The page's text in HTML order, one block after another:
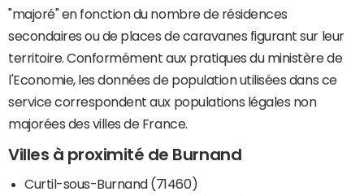
"majoré" en fonction du nombre de résidences
secondaires ou de places de caravanes figurant sur leur
territoire. Conformément aux pratiques du ministère de
l'Economie, les données de population utilisées dans ce
service correspondent aux populations légales non
majorées des villes de France.
Villes à proximité de Burnand
Curtil-sous-Burnand (71460)